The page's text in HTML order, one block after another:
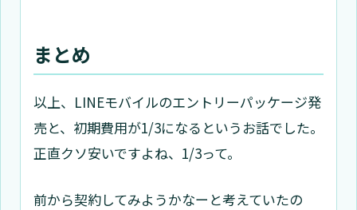
まとめ
以上、LINEモバイルのエントリーパッケージ発
売と、初期費用が1/3になるというお話でした。
正直クソ安いですよね、1/3って。
前から契約してみようかなーと考えていたの